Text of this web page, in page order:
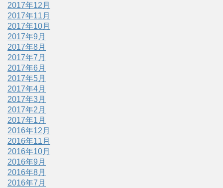
2017年12月
2017年11月
2017年10月
2017年9月
2017年8月
2017年7月
2017年6月
2017年5月
2017年4月
2017年3月
2017年2月
2017年1月
2016年12月
2016年11月
2016年10月
2016年9月
2016年8月
2016年7月